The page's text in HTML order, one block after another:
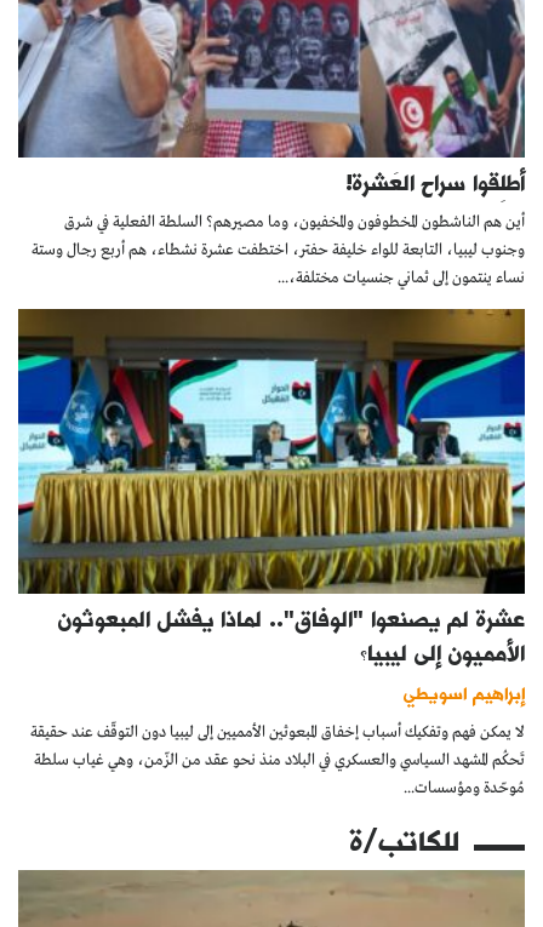
أطلِقوا سراح العَشرة!
أين هم الناشطون المخطوفون والمخفيون، وما مصيرهم؟ السلطة الفعلية في شرق
وجنوب ليبيا، التابعة للواء خليفة حفتر، اختطفت عشرة نشطاء، هم أربع رجال وستة
نساء ينتمون إلى ثماني جنسيات مختلفة،...
عشرة لم يصنعوا "الوفاق".. لماذا يفشل المبعوثون
الأمميون إلى ليبيا؟
إبراهيم اسويطي
لا يمكن فهم وتفكيك أسباب إخفاق المبعوثين الأمميين إلى ليبيا دون التوقّف عند حقيقة
تَحكُم المشهد السياسي والعسكري في البلاد منذ نحو عقد من الزّمن، وهي غياب سلطة
مُوحّدة ومؤسسات...
للكاتب/ة